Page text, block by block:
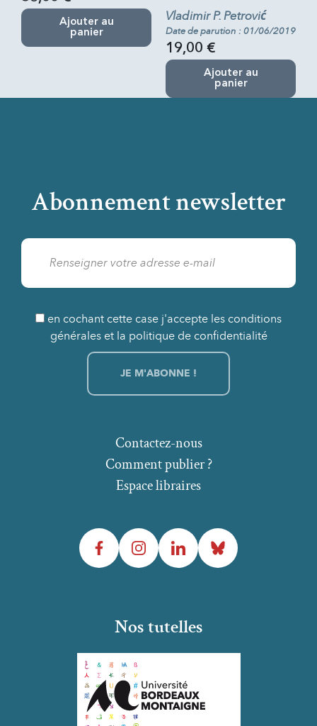
Ajouter au
panier
Vladimir P. Petrović
Date de parution : 01/06/2019
19,00 €
Ajouter au
panier
Abonnement newsletter
en cochant cette case j'accepte les conditions
générales et la politique de confidentialité
Comment publier ?
Espace libraires
Contactez-nous
FacebookInstagramLinkedInBluesky
Nos tutelles